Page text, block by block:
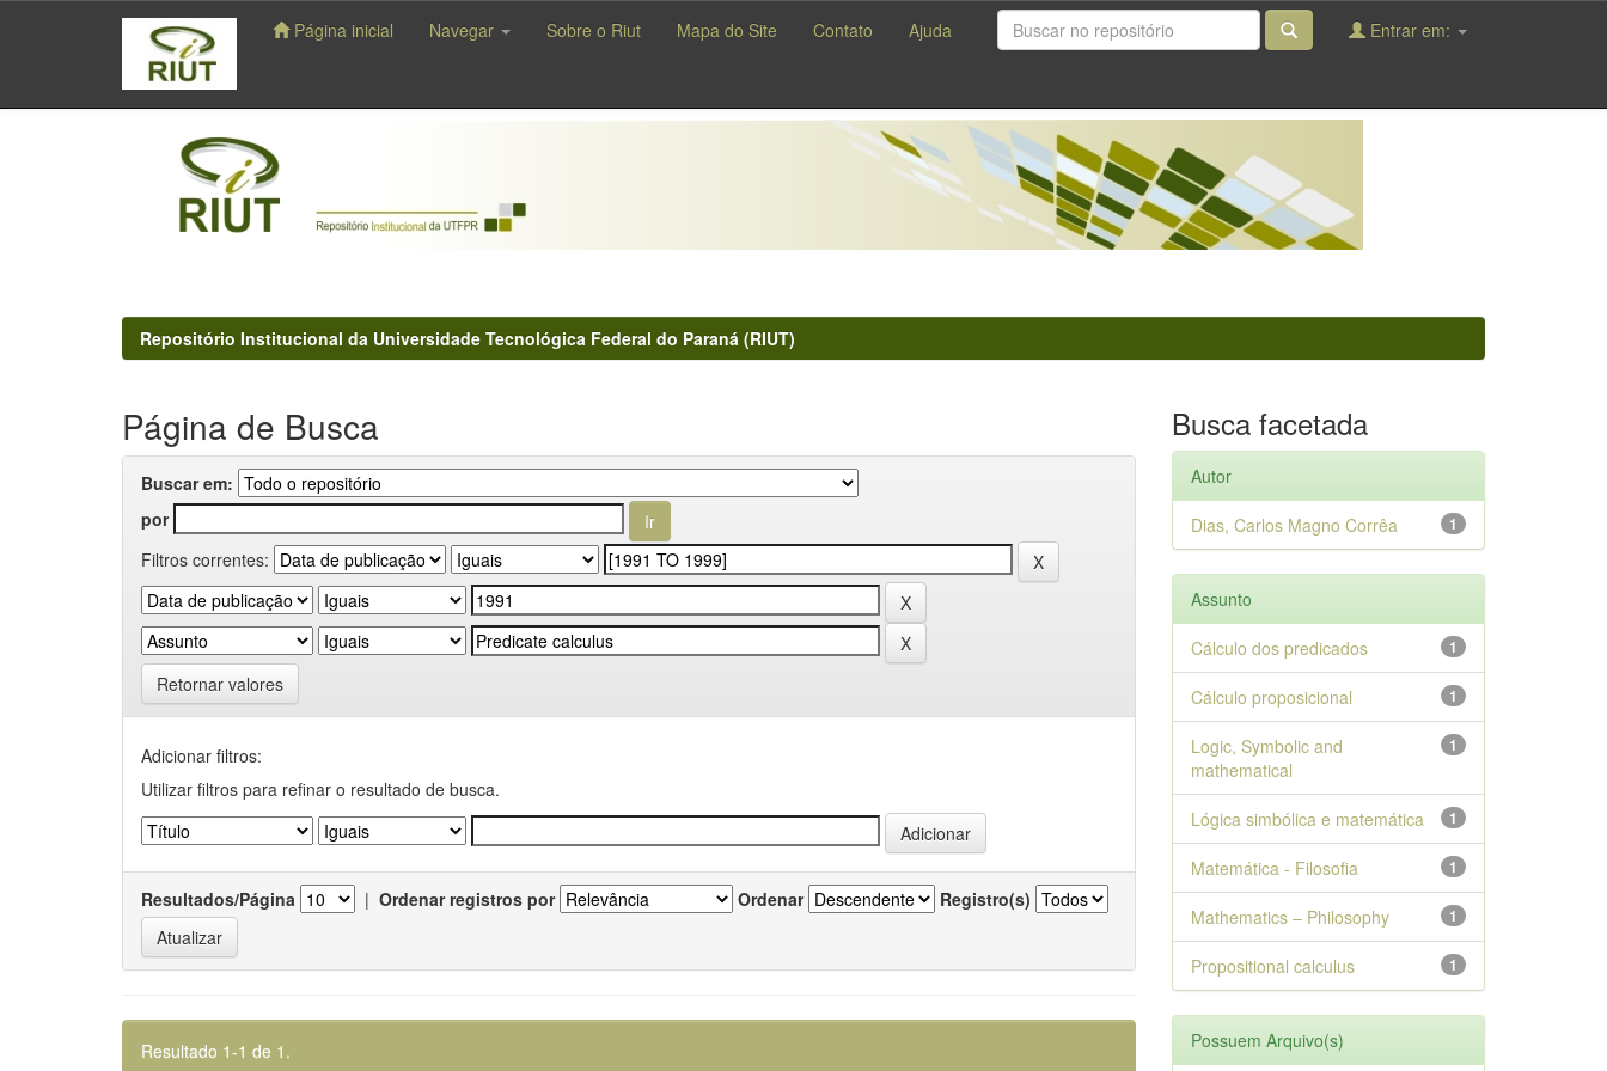
navigation
Página inicial Navegar Sobre o Riut Mapa do Site Contato Ajuda Entrar em:
Repositório Institucional da Universidade Tecnológica Federal do Paraná (RIUT)
Página de Busca
Buscar em:
por
Filtros correntes:
Retornar valores
Adicionar filtros:
Utilizar filtros para refinar o resultado de busca.
Resultados/Página | Ordenar registros por Ordenar Registro(s)
Resultado 1-1 de 1.
Busca facetada
Autor
1
Dias, Carlos Magno Corrêa
Assunto
1
Cálculo dos predicados
1
Cálculo proposicional
1
Logic, Symbolic and
mathematical
1
Lógica simbólica e matemática
1
Matemática - Filosofia
1
Mathematics – Philosophy
1
Propositional calculus
Possuem Arquivo(s)